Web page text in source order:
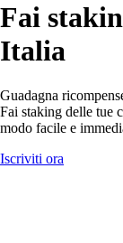
Fai
Italia
Guadagna
Fai staking delle tue
modo facile e
Iscriviti ora